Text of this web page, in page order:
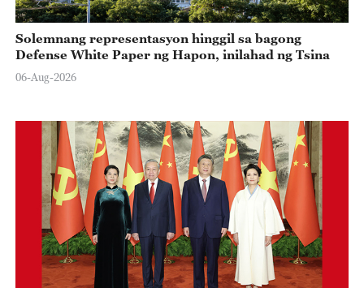
Solemnang representasyon hinggil sa bagong
Defense White Paper ng Hapon, inilahad ng Tsina
06-Aug-2026